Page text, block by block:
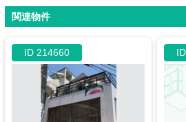
関連物件
ID 214660